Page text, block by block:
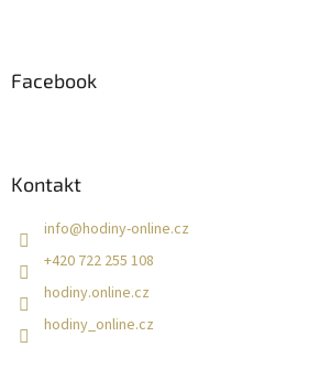
Facebook
Kontakt
info@hodiny-online.cz
+420 722 255 108
hodiny.online.cz
hodiny_online.cz